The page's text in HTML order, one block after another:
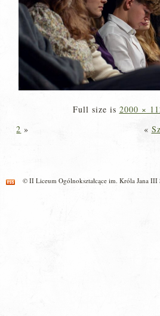
Full size is 2000 ×
2 » «
© II Liceum Ogólnokształcące im. Króla Jana